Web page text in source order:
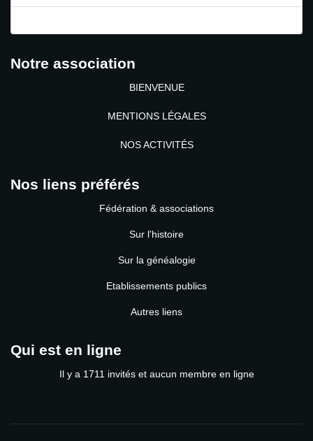
Notre association
BIENVENUE
MENTIONS LÉGALES
NOS ACTIVITÉS
Nos liens préférés
Fédération & associations
Sur l'histoire
Sur la généalogie
Etablissements publics
Autres liens
Qui est en ligne
Il y a 1711 invités et aucun membre en ligne